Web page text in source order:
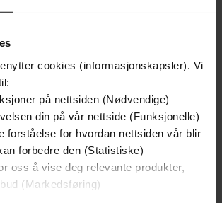
cookies (informasjonskapsler). Vi
på nettsiden (Nødvendige)
din på vår nettside (Funksjonelle)
forståelse for hvordan nettsiden vår blir
forbedre den (Statistiske)
oss å vise deg relevante produkter,
(Markedsføring)